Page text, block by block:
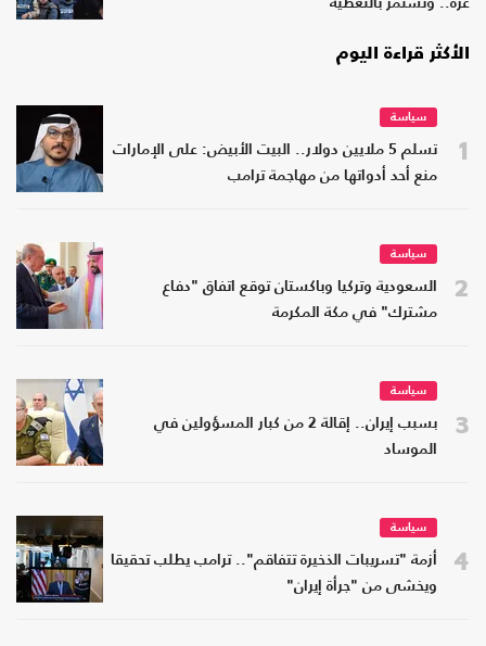
غزة.. وتستمر بالتغطية
الأكثر قراءة اليوم
1
سياسة
تسلم 5 ملايين دولار.. البيت الأبيض: على الإمارات
منع أحد أدواتها من مهاجمة ترامب
2
سياسة
السعودية وتركيا وباكستان توقع اتفاق "دفاع
مشترك" في مكة المكرمة
3
سياسة
بسبب إيران.. إقالة 2 من كبار المسؤولين في
الموساد
4
سياسة
أزمة "تسريبات الذخيرة تتفاقم".. ترامب يطلب تحقيقا
ويخشى من "جرأة إيران"